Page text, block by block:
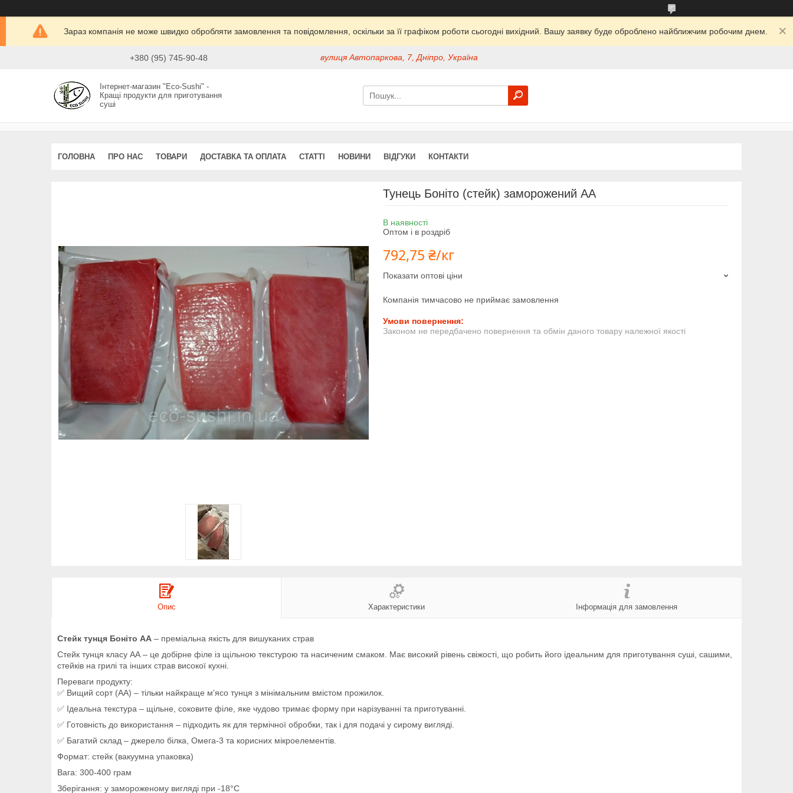
Зараз компанія не може швидко обробляти замовлення та повідомлення, оскільки за її графіком роботи сьогодні вихідний. Вашу заявку буде оброблено найближчим робочим днем.
+380 (95) 745-90-48 вулиця Автопаркова, 7, Дніпро, Україна
Інтернет-магазин "Eco-Sushi" -
Кращі продукти для приготування
суші
ГОЛОВНА ПРО НАС ТОВАРИ ДОСТАВКА ТА ОПЛАТА СТАТТІ НОВИНИ ВІДГУКИ КОНТАКТИ
Тунець Боніто (стейк) заморожений АА
В наявності
Оптом і в роздріб
792,75 ₴/кг
Показати оптові ціни
Компанія тимчасово не приймає замовлення
Законом не передбачено повернення та обмін даного товару належної якості
Опис Характеристики Інформація для замовлення
Стейк тунця Боніто АА – преміальна якість для вишуканих страв
Стейк тунця класу АА – це добірне філе із щільною текстурою та насиченим смаком. Має високий рівень свіжості, що робить його ідеальним для приготування суші, сашими,
стейків на грилі та інших страв високої кухні.
Переваги продукту:
✅ Вищий сорт (АА) – тільки найкраще м'ясо тунця з мінімальним вмістом прожилок.
✅ Ідеальна текстура – ​​щільне, соковите філе, яке чудово тримає форму при нарізуванні та приготуванні.
✅ Готовність до використання – підходить як для термічної обробки, так і для подачі у сирому вигляді.
✅ Багатий склад – джерело білка, Омега-3 та корисних мікроелементів.
Формат: стейк (вакуумна упаковка)
Вага: 300-400 грам
Зберігання: у замороженому вигляді при -18°C